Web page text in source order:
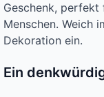
Geschenk, perfekt
Menschen. Weich
Dekoration ein.
Ein